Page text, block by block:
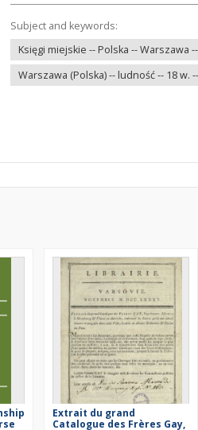
Subject and keywords:
Księgi miejskie -- Polska -- Warszawa
Warszawa (Polska) -- ludność -- 18 w.
Extrait du grand
Catalogue des Frères Gay,